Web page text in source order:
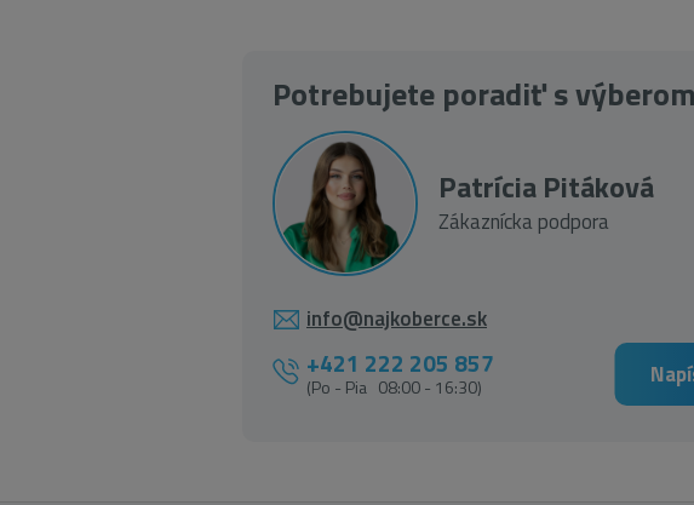
Potrebujete poradiť s
Patrícia Pitáková
Zákaznícka podpora
info@najkoberce.sk
+421 222 205 857
(Po - Pia 08:00 - 16:30)